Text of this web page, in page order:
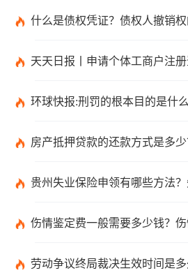
什么是债权凭证？债权人撤销权的行使和期限是多久
天天日报丨申请个体工商户注册登记应当提交哪些文件？个体工商户条
环球快报:刑罚的根本目的是什么?刑法和刑罚
房产抵押贷款的还款方式是多少？房屋抵押合同书模
贵州失业保险申领有哪些方法？失业保险的申请方
伤情鉴定费一般需要多少钱？伤情鉴定多
劳动争议终局裁决生效时间是多久？劳动争议终局裁决